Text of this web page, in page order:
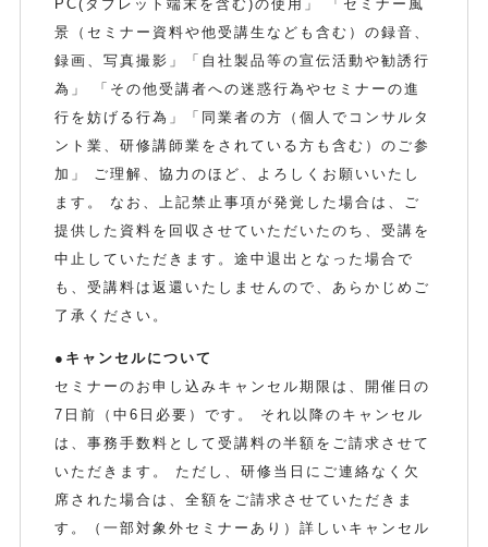
PC(タブレット端末を含む)の使用」 「セミナー風
景（セミナー資料や他受講生なども含む）の録音、
録画、写真撮影」「自社製品等の宣伝活動や勧誘行
為」 「その他受講者への迷惑行為やセミナーの進
行を妨げる行為」「同業者の方（個人でコンサルタ
ント業、研修講師業をされている方も含む）のご参
加」 ご理解、協力のほど、よろしくお願いいたし
ます。 なお、上記禁止事項が発覚した場合は、ご
提供した資料を回収させていただいたのち、受講を
中止していただきます。途中退出となった場合で
も、受講料は返還いたしませんので、あらかじめご
了承ください。
●キャンセルについて
セミナーのお申し込みキャンセル期限は、開催日の
7日前（中6日必要）です。 それ以降のキャンセル
は、事務手数料として受講料の半額をご請求させて
いただきます。 ただし、研修当日にご連絡なく欠
席された場合は、全額をご請求させていただきま
す。（一部対象外セミナーあり）詳しいキャンセル